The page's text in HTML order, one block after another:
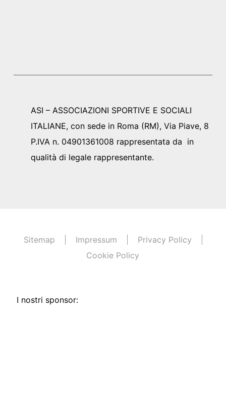
ASI – ASSOCIAZIONI SPORTIVE E SOCIALI
ITALIANE, con sede in Roma (RM), Via Piave, 8
P.IVA n. 04901361008 rappresentata da in
qualità di legale rappresentante.
Sitemap Impressum
Privacy Policy
Cookie Policy
I nostri sponsor: